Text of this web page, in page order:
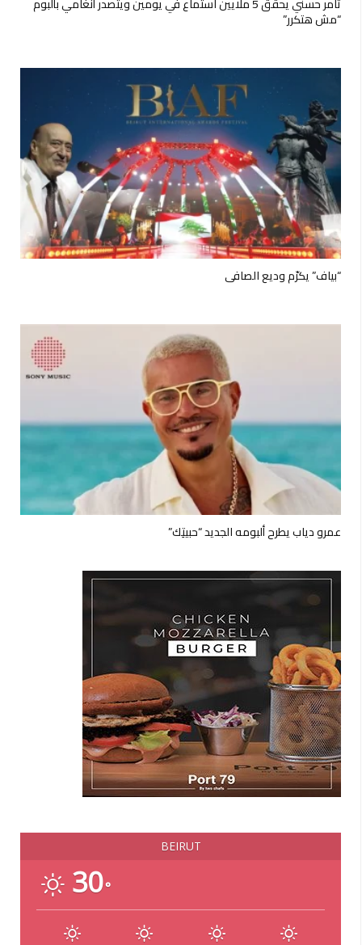
“مش هتكرر”
“بياف” يكرّم وديع الصافي
عمرو دياب يطرح ألبومه الجديد “حبيتِك”
BEIRUT
30°